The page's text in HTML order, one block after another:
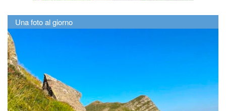
Una foto al giorno